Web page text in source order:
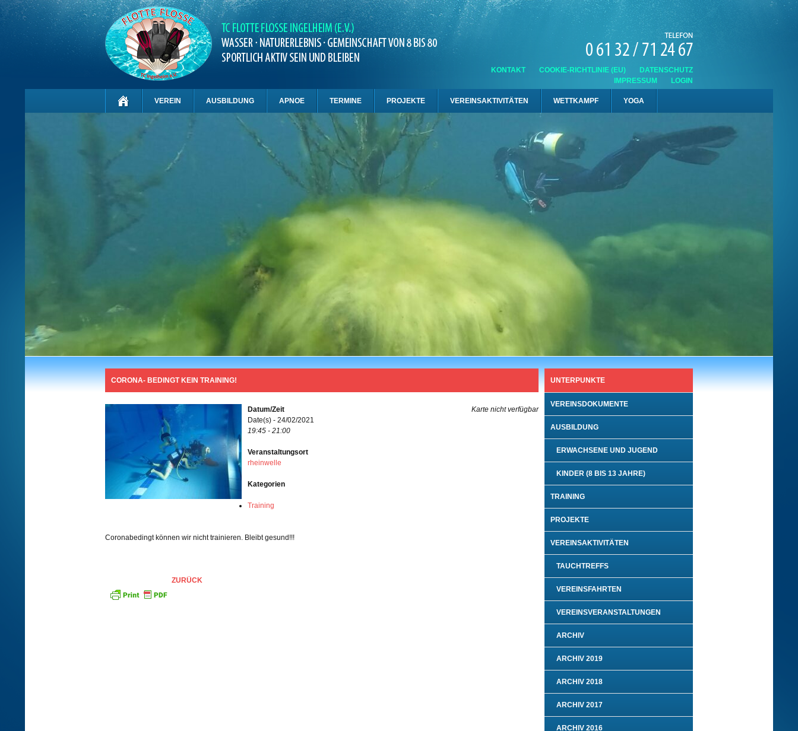
KONTAKT COOKIE-RICHTLINIE (EU)
DATENSCHUTZ
IMPRESSUM
LOGIN
VEREIN AUSBILDUNG APNOE TERMINE PROJEKTE VEREINSAKTIVITÄTEN WETTKAMPF YOGA
CORONA- BEDINGT KEIN TRAINING!
Karte nicht verfügbar
Datum/Zeit
Date(s) - 24/02/2021
19:45 - 21:00
Veranstaltungsort
rheinwelle
Kategorien
Training
Coronabedingt können wir nicht trainieren. Bleibt gesund!!!
ZURÜCK
UNTERPUNKTE
VEREINSDOKUMENTE
AUSBILDUNG
ERWACHSENE UND JUGEND
KINDER (8 BIS 13 JAHRE)
TRAINING
PROJEKTE
VEREINSAKTIVITÄTEN
TAUCHTREFFS
VEREINSFAHRTEN
VEREINSVERANSTALTUNGEN
ARCHIV
ARCHIV 2019
ARCHIV 2018
ARCHIV 2017
ARCHIV 2016